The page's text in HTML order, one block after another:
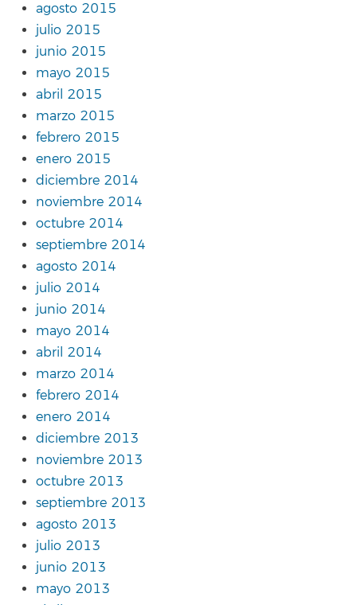
agosto 2015
julio 2015
junio 2015
mayo 2015
abril 2015
marzo 2015
febrero 2015
enero 2015
diciembre 2014
noviembre 2014
octubre 2014
septiembre 2014
agosto 2014
julio 2014
junio 2014
mayo 2014
abril 2014
marzo 2014
febrero 2014
enero 2014
diciembre 2013
noviembre 2013
octubre 2013
septiembre 2013
agosto 2013
julio 2013
junio 2013
mayo 2013